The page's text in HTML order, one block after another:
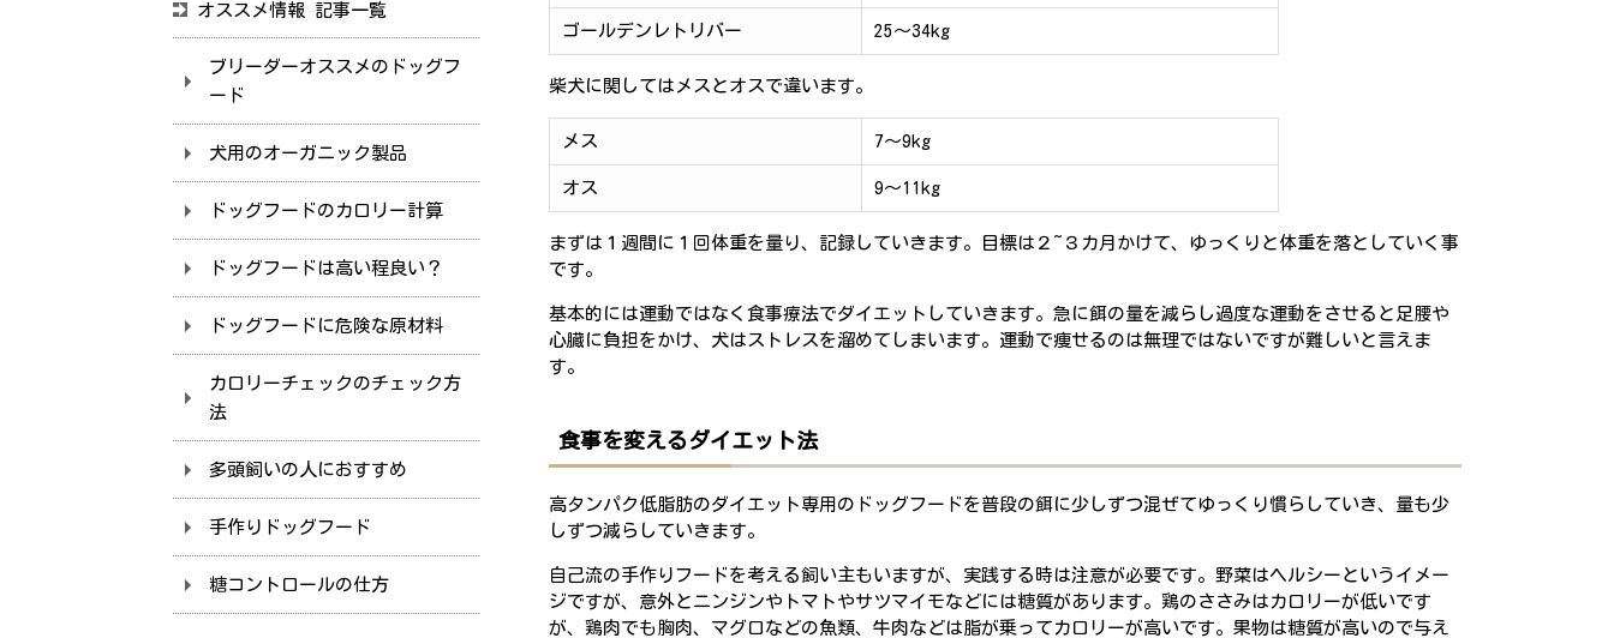
ゴールデンレトリバー 25～34kg
柴犬に関してはメスとオスで違います。
メス 7～9kg
オス 9～11kg
まずは１週間に１回体重を量り、記録していきます。目標は２~３カ月かけて、ゆっくりと体重を落としていく事
です。
基本的には運動ではなく食事療法でダイエットしていきます。急に餌の量を減らし過度な運動をさせると足腰や
心臓に負担をかけ、犬はストレスを溜めてしまいます。運動で痩せるのは無理ではないですが難しいと言えま
す。
食事を変えるダイエット法
高タンパク低脂肪のダイエット専用のドッグフードを普段の餌に少しずつ混ぜてゆっくり慣らしていき、量も少
しずつ減らしていきます。
自己流の手作りフードを考える飼い主もいますが、実践する時は注意が必要です。野菜はヘルシーというイメー
ジですが、意外とニンジンやトマトやサツマイモなどには糖質があります。鶏のささみはカロリーが低いです
が、鶏肉でも胸肉、マグロなどの魚類、牛肉などは脂が乗ってカロリーが高いです。果物は糖質が高いので与え
オススメ情報 記事一覧
ブリーダーオススメのドッグフ
ード
犬用のオーガニック製品
ドッグフードのカロリー計算
ドッグフードは高い程良い？
ドッグフードに危険な原材料
カロリーチェックのチェック方
法
多頭飼いの人におすすめ
手作りドッグフード
糖コントロールの仕方